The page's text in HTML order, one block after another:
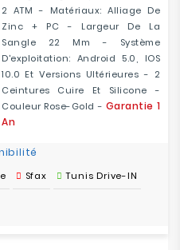
2 ATM - Matériaux: Alliage De
Zinc + PC - Largeur De La
Sangle 22 Mm - Système
D'exploitation: Android 5.0, IOS
10.0 Et Versions Ultérieures - 2
Ceintures Cuire Et Silicone -
Couleur Rose-Gold - Garantie 1
An
Sfax Tunis Drive-IN